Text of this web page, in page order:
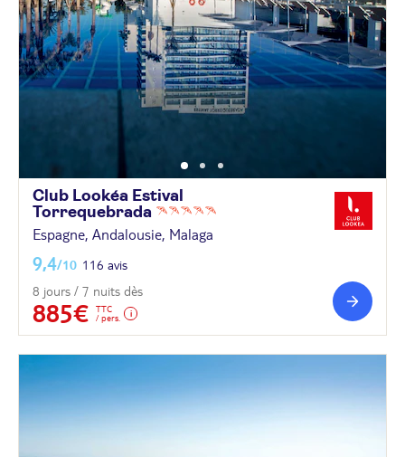
Club Lookéa Estival
Torrequebrada
Espagne, Andalousie, Malaga
9,4/10 116 avis
8 jours / 7 nuits dès
885€
TTC
/ pers.